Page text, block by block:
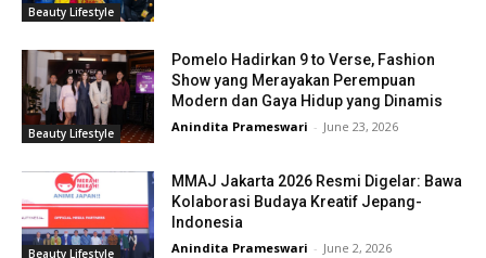
Beauty Lifestyle
Beauty Lifestyle
Pomelo Hadirkan 9 to Verse, Fashion
Show yang Merayakan Perempuan
Modern dan Gaya Hidup yang Dinamis
Anindita Prameswari - June 23, 2026
Beauty Lifestyle
MMAJ Jakarta 2026 Resmi Digelar: Bawa
Kolaborasi Budaya Kreatif Jepang-
Indonesia
Anindita Prameswari - June 2, 2026